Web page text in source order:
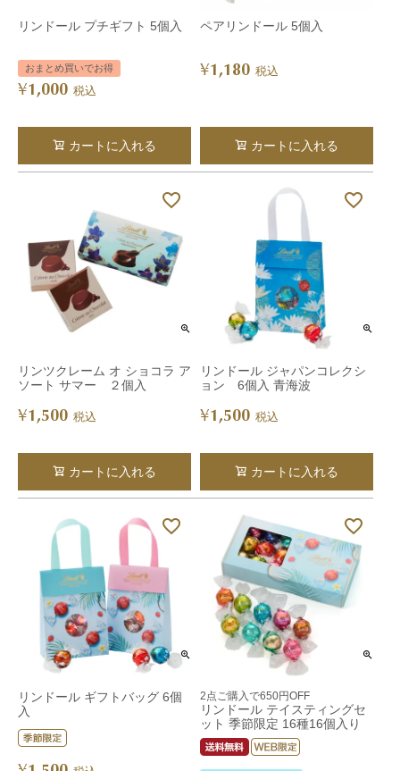
リンドール プチギフト 5個入
おまとめ買いでお得
¥1,000 税込
カートに入れる
ペアリンドール 5個入
¥1,180 税込
カートに入れる
リンツクレーム オ ショコラ ア
ソート サマー ２個入
¥1,500 税込
カートに入れる
リンドール ジャパンコレクシ
ョン 6個入 青海波
¥1,500 税込
カートに入れる
リンドール ギフトバッグ 6個
入
2点ご購入で650円OFF
リンドール テイスティングセ
ット 季節限定 16種16個入り